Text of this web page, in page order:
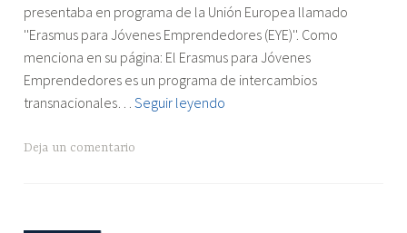
Emprendedores"
presentaba en programa de la Unión Europea llamado
''Erasmus para Jóvenes Emprendedores (EYE)''. Como
menciona en su página: El Erasmus para Jóvenes
Emprendedores es un programa de intercambios
transnacionales…Seguir leyendo
Deja un comentario